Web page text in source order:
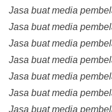
Jasa buat media
Jasa buat media
Jasa buat media
Jasa buat media
Jasa buat media
Jasa buat media
Jasa buat media